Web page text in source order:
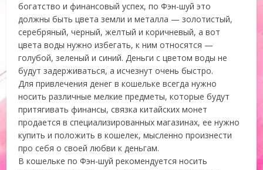
богатство и финансовый успех, по Фэн-шуй это
должны быть цвета земли и металла — золотистый,
серебряный, черный, желтый и коричневый, а вот
цвета воды нужно избегать, к ним относятся —
голубой, зеленый и синий. Деньги с цветом воды не
будут задерживаться, а исчезнут очень быстро.
Для привлечения денег в кошельке всегда нужно
носить различные мелкие предметы, которые будут
притягивать финансы, связка китайских монет
продается в специализированных магазинах, ее нужно
купить и положить в кошелек, мысленно произнести
про себя о своей любви к деньгам.
В кошельке по Фэн-шуй рекомендуется носить